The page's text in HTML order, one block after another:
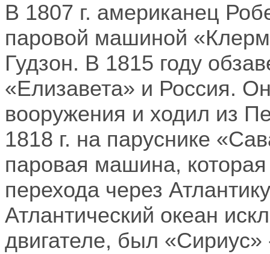
В 1807 г. американец
паровой машиной
Гудзон. В 1815 году
«Елизавета» и Россия.
вооружения и ходил из
1818 г. на паруснике
паровая машина,
перехода через
Атлантический океан
двигателе, был «Сириус»